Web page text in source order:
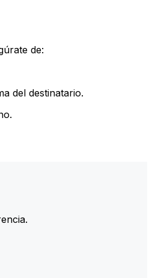
de:
del destinatario.